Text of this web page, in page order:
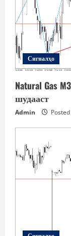
Сигналҳо
Natural Gas
шудааст
Admin